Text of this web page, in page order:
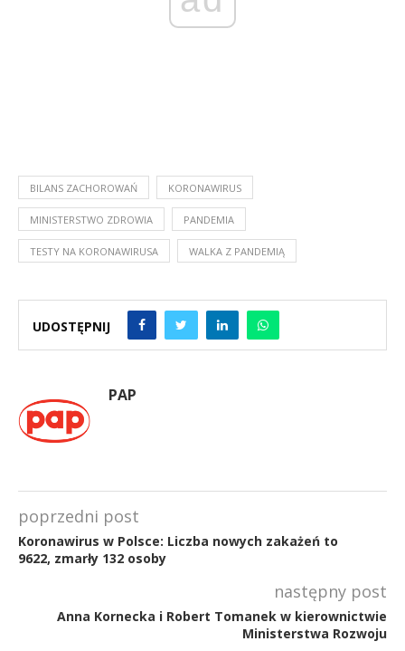
BILANS ZACHOROWAŃ KORONAWIRUS
MINISTERSTWO ZDROWIA PANDEMIA
TESTY NA KORONAWIRUSA WALKA Z PANDEMIĄ
UDOSTĘPNIJ
PAP
poprzedni post
Koronawirus w Polsce: Liczba nowych zakażeń to
9622, zmarły 132 osoby
następny post
Anna Kornecka i Robert Tomanek w kierownictwie
Ministerstwa Rozwoju